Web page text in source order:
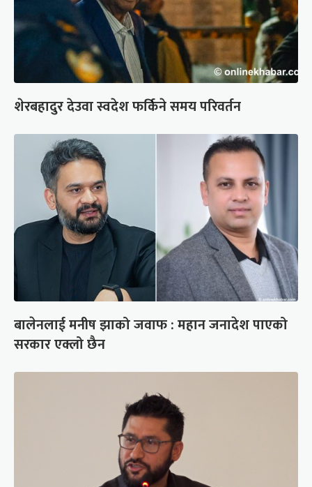
शेरबहादुर देउवा स्वदेश फर्किने समय परिवर्तन
बालेनलाई मनीष झाको जवाफ : महान जनादेश पाएको
सरकार एक्लो छैन